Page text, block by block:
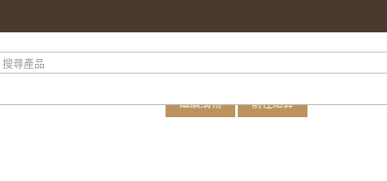
購物車內有 1 件產品。
繼續購物
前往結算